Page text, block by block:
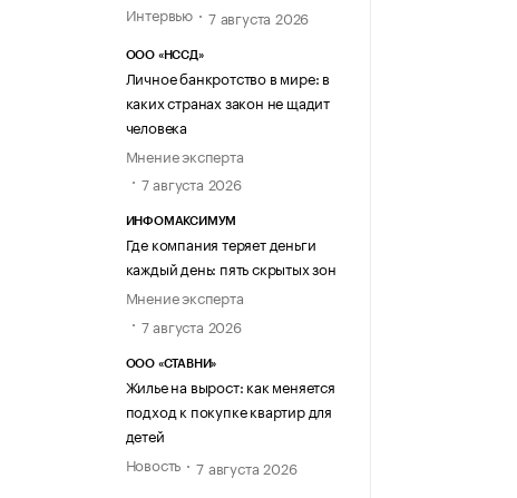
Интервью
7 августа 2026
ООО «НССД»
Личное банкротство в мире: в
каких странах закон не щадит
человека
Мнение эксперта
7 августа 2026
ИНФОМАКСИМУМ
Где компания теряет деньги
каждый день: пять скрытых зон
Мнение эксперта
7 августа 2026
ООО «СТАВНИ»
Жилье на вырост: как меняется
подход к покупке квартир для
детей
Новость
7 августа 2026